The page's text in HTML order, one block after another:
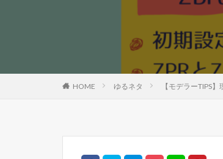
HOME ゆるネタ 【モデラーTIPS